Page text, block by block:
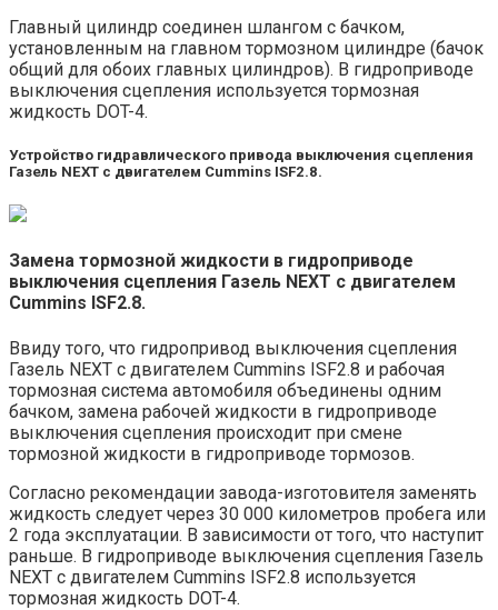
Главный цилиндр соединен шлангом с бачком,
установленным на главном тормозном цилиндре (бачок
общий для обоих главных цилиндров). В гидроприводе
выключения сцепления используется тормозная
жидкость DOT-4.
Устройство гидравлического привода выключения сцепления
Газель NEXT с двигателем Cummins ISF2.8.
Замена тормозной жидкости в гидроприводе
выключения сцепления Газель NEXT с двигателем
Cummins ISF2.8.
Ввиду того, что гидропривод выключения сцепления
Газель NEXT с двигателем Cummins ISF2.8 и рабочая
тормозная система автомобиля объединены одним
бачком, замена рабочей жидкости в гидроприводе
выключения сцепления происходит при смене
тормозной жидкости в гидроприводе тормозов.
Согласно рекомендации завода-изготовителя заменять
жидкость следует через 30 000 километров пробега или
2 года эксплуатации. В зависимости от того, что наступит
раньше. В гидроприводе выключения сцепления Газель
NEXT с двигателем Cummins ISF2.8 используется
тормозная жидкость DOT-4.